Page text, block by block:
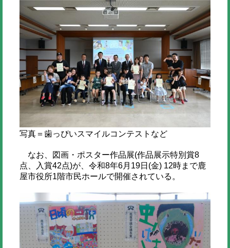
写真＝歯っぴいスマイルコンテストなど
なお、図画・ポスター作品展(作品展示特別賞8
点、入賞42点)が、令和8年6月19日(金) 12時まで鹿
屋市役所1階市民ホールで開催されている。